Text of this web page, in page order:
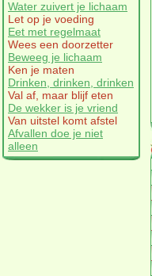
Water zuivert je lichaam
Let op je voeding
Eet met regelmaat
Wees een doorzetter
Beweeg je lichaam
Ken je maten
Drinken, drinken, drinken
Val af, maar blijf eten
De wekker is je vriend
Van uitstel komt afstel
Afvallen doe je niet
alleen